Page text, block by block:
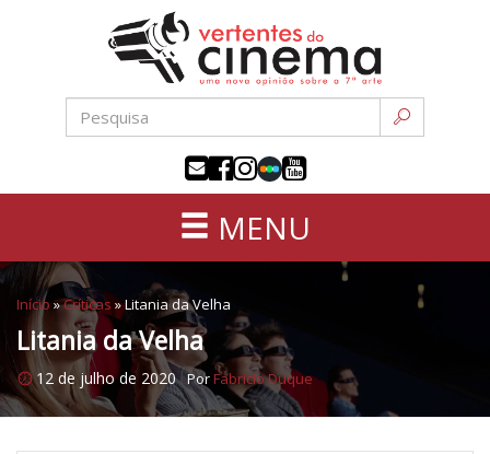
conteúdo
sétima
MENU
Início »Críticas »Litania da Velha
Litania da Velha
12 de julho de 2020 Por Fabricio Duque